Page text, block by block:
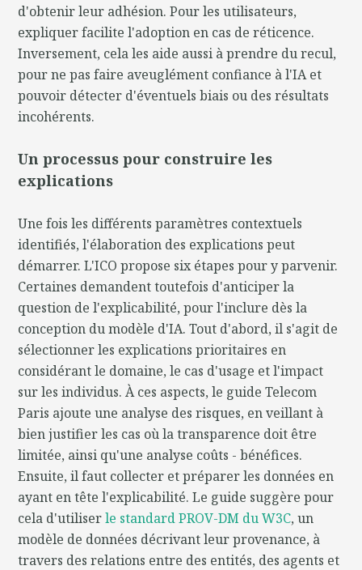
d'obtenir leur adhésion. Pour les utilisateurs,
expliquer facilite l'adoption en cas de réticence.
Inversement, cela les aide aussi à prendre du recul,
pour ne pas faire aveuglément confiance à l'IA et
pouvoir détecter d'éventuels biais ou des résultats
incohérents.
Un processus pour construire les
explications
Une fois les différents paramètres contextuels
identifiés, l'élaboration des explications peut
démarrer. L'ICO propose six étapes pour y parvenir.
Certaines demandent toutefois d'anticiper la
question de l'explicabilité, pour l'inclure dès la
conception du modèle d'IA. Tout d'abord, il s'agit de
sélectionner les explications prioritaires en
considérant le domaine, le cas d'usage et l'impact
sur les individus. À ces aspects, le guide Telecom
Paris ajoute une analyse des risques, en veillant à
bien justifier les cas où la transparence doit être
limitée, ainsi qu'une analyse coûts - bénéfices.
Ensuite, il faut collecter et préparer les données en
ayant en tête l'explicabilité. Le guide suggère pour
cela d'utiliserle standard PROV-DM du W3C, un
modèle de données décrivant leur provenance, à
travers des relations entre des entités, des agents et